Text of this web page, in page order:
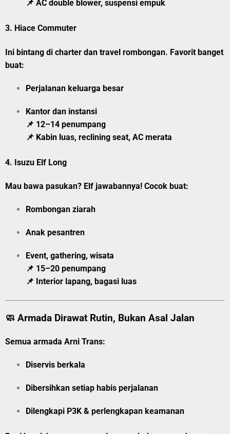
📌 AC double blower, suspensi empuk
3. Hiace Commuter
Ini bintang di charter dan travel rombongan. Favorit banget
buat:
Perjalanan keluarga besar
Kantor dan instansi
📌 12–14 penumpang
📌 Kabin luas, reclining seat, AC merata
4. Isuzu Elf Long
Mau bawa pasukan? Elf jawabannya! Cocok buat:
Rombongan ziarah
Anak pesantren
Event, gathering, wisata
📌 15–20 penumpang
📌 Interior lapang, bagasi luas
🧼 Armada Dirawat Rutin, Bukan Asal Jalan
Semua armada Arni Trans:
Diservis berkala
Dibersihkan setiap habis perjalanan
Dilengkapi P3K & perlengkapan keamanan